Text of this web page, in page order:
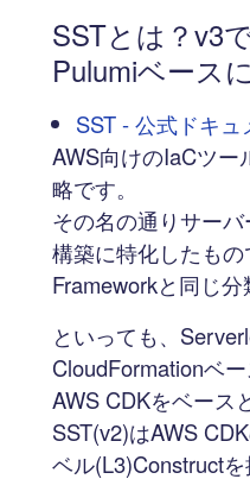
SSTとは？v3
Pulumiベースに
SST - 公式ドキュ
AWS向けのIaCツー
略です。
その名の通りサー
構築に特化したも
Frameworkと同じ分
といっても、
CloudFormationベ
AWS CDKをベース
SST(v2)はAWS
ベル(L3)Construct